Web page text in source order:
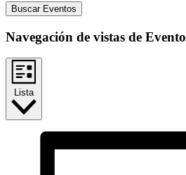
Buscar Eventos
Navegación de vistas de Evento
Lista